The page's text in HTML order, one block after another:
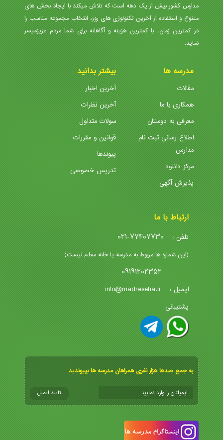
مدارس کشور بیش از یک دهه است که تلاش میکند با ایجاد بخش های
متنوع و استفاده از آخرین تکنولوژی های روز، انتخاب مجموعه مناسب را
در کمترین زمان، با کمترین هزینه و آگاهانه برای شما مردم عزیزمیسر
نماید.
مدرسه ها
مقالات
همکاری با ما
معرفی به دوستان
اطلاع رسانی ثبت نام
مدارس
مرکز دانلود
پذیرش آگهی
بیشتر بدانید
آخرین اخبار
آخرین نظرات
سولات متداول
قوانین و مقررات
پیوندها
تدریس خصوصی
ارتباط با ما
تلفن : 021-77407730
(این شماره ها مربوط به مدرسه یا خانه معلم نیست)
09191202352
ایمیل : info@madreseha.ir
پشتیبانی
به جمع صدها هزار نفری همراهان مدرسه ها بپیوندید